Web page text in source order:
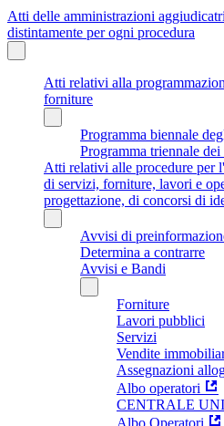
Atti delle amministrazioni
distintamente per ogni procedura
Atti relativi alla
forniture
Programma biennale
Programma triennale
Atti relativi alle procedure per
di servizi, forniture, lavori e
progettazione, di concorsi di
Avvisi di
Determina a contrarre
Avvisi e Bandi
Forniture
Lavori pubblici
Servizi
Vendite
Assegnazioni
Albo operatori
CENTRALE
Albo Operatori